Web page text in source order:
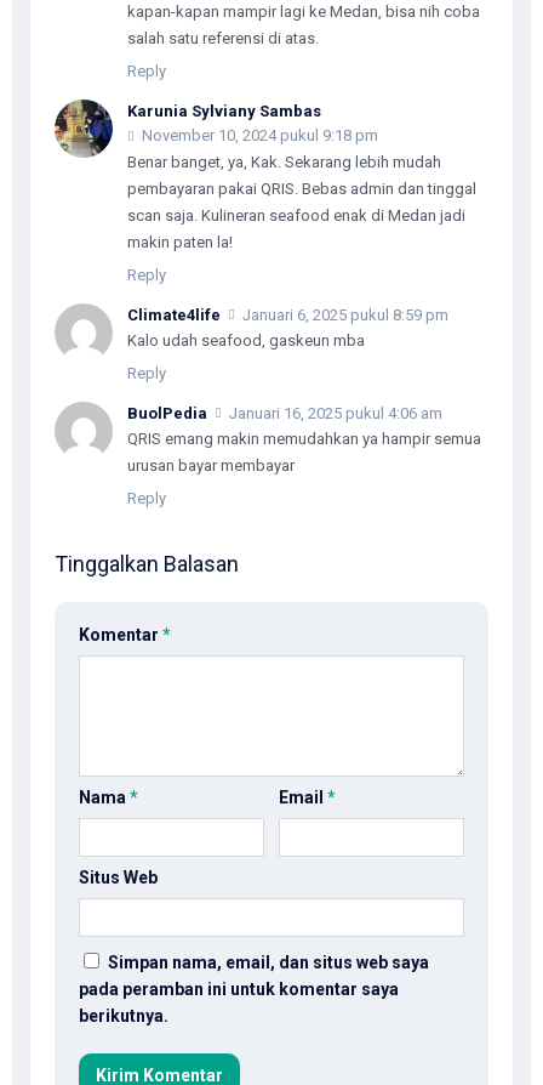
kapan-kapan mampir lagi ke Medan, bisa nih coba
salah satu referensi di atas.
Reply
Karunia Sylviany Sambas
November 10, 2024 pukul 9:18 pm
Benar banget, ya, Kak. Sekarang lebih mudah
pembayaran pakai QRIS. Bebas admin dan tinggal
scan saja. Kulineran seafood enak di Medan jadi
makin paten la!
Reply
Climate4life
Januari 6, 2025 pukul 8:59 pm
Kalo udah seafood, gaskeun mba
Reply
BuolPedia
Januari 16, 2025 pukul 4:06 am
QRIS emang makin memudahkan ya hampir semua
urusan bayar membayar
Reply
Tinggalkan Balasan
Komentar *
Nama * Email*
Situs Web
Simpan nama, email, dan situs web saya
pada peramban ini untuk komentar saya
berikutnya.